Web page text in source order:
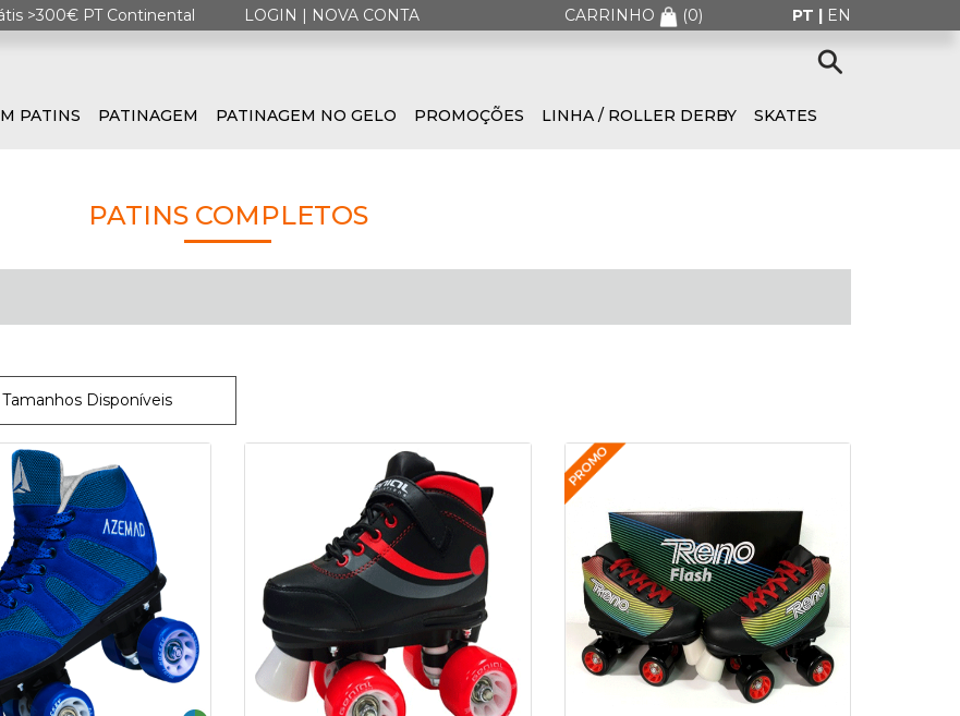
>300€ PT Continental LOGIN | NOVA CONTA CARRINHO (0) PT | EN
PATINS PATINAGEM PATINAGEM NO GELO PROMOÇÕES LINHA / ROLLER DERBY SKATES
PATINS COMPLETOS
Tamanhos Disponíveis